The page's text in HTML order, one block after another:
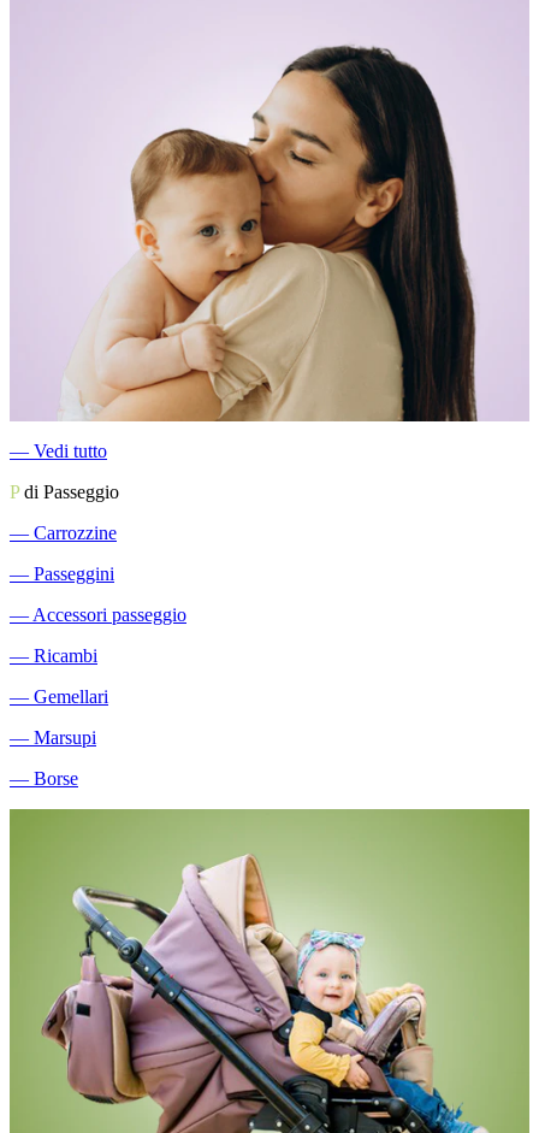
― Vedi tutto
Pdi Passeggio
― Carrozzine
― Passeggini
― Accessori passeggio
― Ricambi
― Gemellari
― Marsupi
― Borse